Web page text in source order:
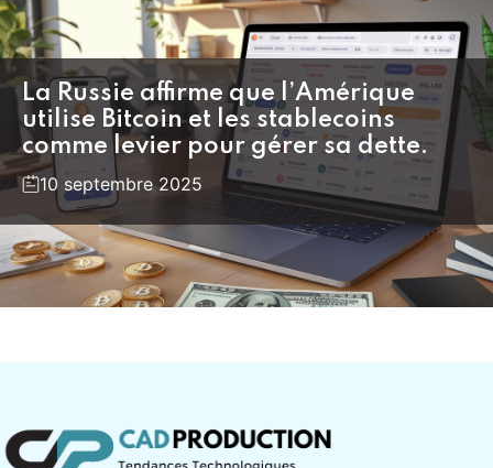
La Russie affirme que l’Amérique
utilise Bitcoin et les stablecoins
comme levier pour gérer sa dette.
10 septembre 2025